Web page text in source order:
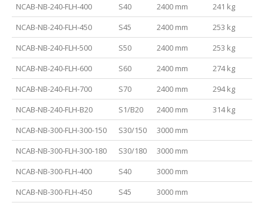
NCAB-NB-240-FLH-400
S40 2400 mm
241 kg
NCAB-NB-240-FLH-450
S45 2400 mm
253 kg
NCAB-NB-240-FLH-500
S50 2400 mm
253 kg
NCAB-NB-240-FLH-600
S60 2400 mm
274 kg
NCAB-NB-240-FLH-700
S70 2400 mm
294 kg
NCAB-NB-240-FLH-B20
S1/B20 2400 mm
314 kg
NCAB-NB-300-FLH-300-150
S30/150
3000 mm
NCAB-NB-300-FLH-300-180
S30/180
3000 mm
NCAB-NB-300-FLH-400
S40
3000 mm
NCAB-NB-300-FLH-450
S45
3000 mm